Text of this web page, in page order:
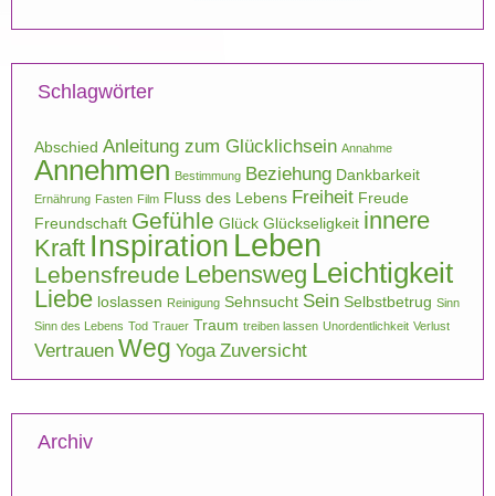
Schlagwörter
Abschied Anleitung zum Glücklichsein Annahme
Annehmen Bestimmung Beziehung Dankbarkeit
Ernährung Fasten Film Fluss des Lebens Freiheit Freude
Freundschaft Gefühle Glück Glückseligkeit innere
Kraft Inspiration Leben
Lebensfreude Lebensweg Leichtigkeit
Liebe loslassen Reinigung Sehnsucht Sein Selbstbetrug Sinn
Sinn des Lebens Tod Trauer Traum treiben lassen Unordentlichkeit Verlust
Vertrauen Weg Yoga Zuversicht
Archiv